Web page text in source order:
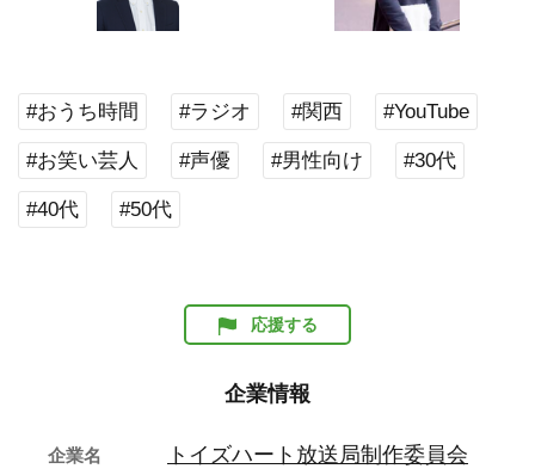
#おうち時間 #ラジオ #関西 #YouTube
#お笑い芸人 #声優 #男性向け #30代
#40代 #50代
応援する
企業情報
企業名 トイズハート放送局制作委員会